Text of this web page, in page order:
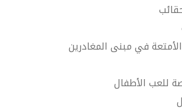
في مبنى المغادرين
للعب الأطفال